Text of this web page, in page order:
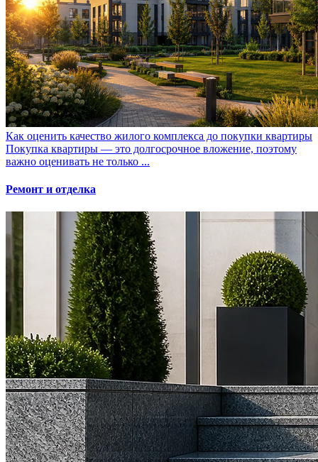
Как оценить качество жилого комплекса до покупки квартиры
Покупка квартиры — это долгосрочное вложение, поэтому
важно оценивать не только ...
Ремонт и отделка